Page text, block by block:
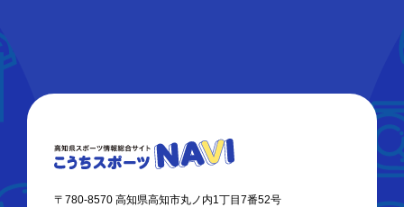
〒780-8570 高知県高知市丸ノ内1丁目7番52号